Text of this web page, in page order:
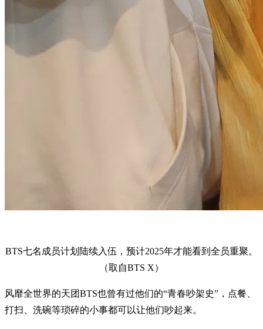
BTS七名成员计划陆续入伍，预计2025年才能看到全员重聚。
（取自BTS X）
风靡全世界的天团BTS也曾有过他们的“青春吵架史”，点餐、
打扫、洗碗等琐碎的小事都可以让他们吵起来。